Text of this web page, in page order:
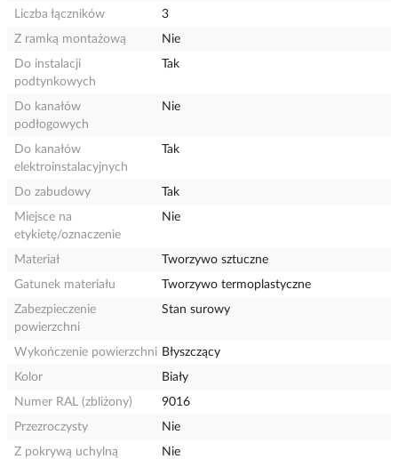
Liczba łączników
3
Z ramką montażową
Nie
Do instalacji
podtynkowych
Tak
Do kanałów
podłogowych
Nie
Do kanałów
elektroinstalacyjnych
Tak
Do zabudowy
Tak
Miejsce na
etykietę/oznaczenie
Nie
Materiał
Tworzywo sztuczne
Gatunek materiału
Tworzywo termoplastyczne
Zabezpieczenie
powierzchni
Stan surowy
Wykończenie powierzchni Błyszczący
Kolor
Biały
Numer RAL (zbliżony)
9016
Przezroczysty
Nie
Z pokrywą uchylną
Nie